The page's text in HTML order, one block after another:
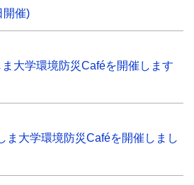
開催)
大学環境防災Caféを開催します
ま大学環境防災Caféを開催しまし